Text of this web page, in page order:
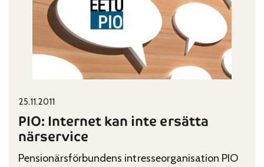
upphandlingen
Published on:
25.11.2011
PIO: Internet kan inte ersätta
närservice
Pensionärsförbundens intresseorganisation PIO
Categories: